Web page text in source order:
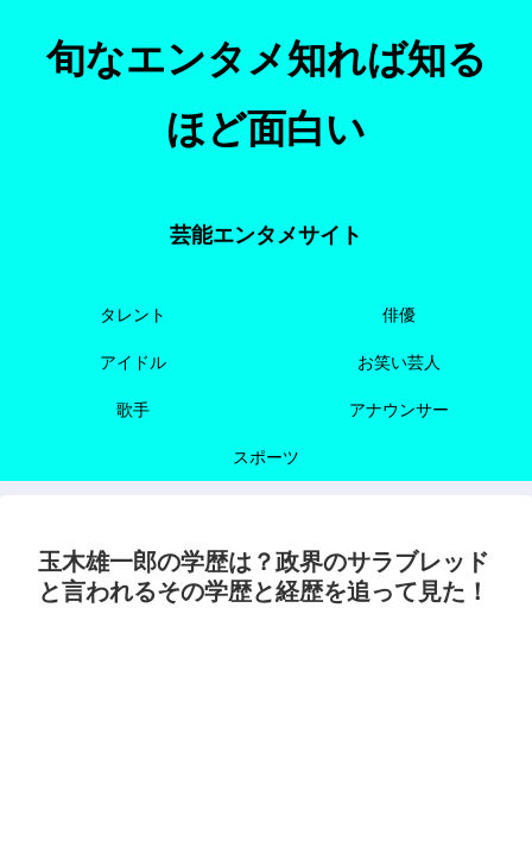
旬なエンタメ知れば知る
ほど面白い
芸能エンタメサイト
タレント 俳優
アイドル お笑い芸人
歌手 アナウンサー
スポーツ
玉木雄一郎の学歴は？政界のサラブレッド
と言われるその学歴と経歴を追って見た！